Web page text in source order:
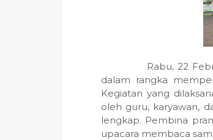
Rabu, 22
dalam rangka
Kegiatan yang
oleh guru, karyawan,
lengkap. Pembina
upacara membaca